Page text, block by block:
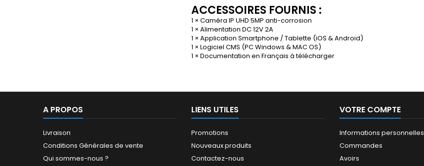
ACCESSOIRES FOURNIS :
1 × Caméra IP UHD 5MP anti-corrosion
1 × Alimentation DC 12V 2A
1 × Application Smartphone / Tablette (iOS & Android)
1 × Logiciel CMS (PC Windows & MAC OS)
1 × Documentation en Français à télécharger
A PROPOS
Livraison
Conditions Générales de vente
Qui sommes-nous ?
LIENS UTILES
Promotions
Nouveaux produits
Contactez-nous
VOTRE COMPTE
Informations personnelles
Commandes
Avoirs